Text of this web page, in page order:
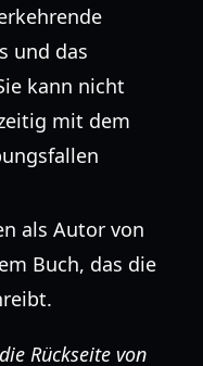
und das
kann nicht
mit dem
als Autor von
Buch, das die
Rückseite von